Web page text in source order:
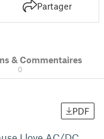
Partager
& Commentaires
0
PDF